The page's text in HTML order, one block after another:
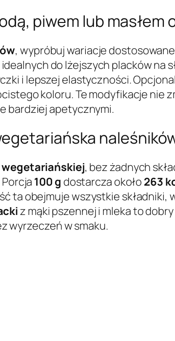
piwem lub masłem
, wypróbuj wariacje
do lżejszych placków na
i lepszej elastyczności.
koloru. Te modyfikacje nie
bardziej apetycznymi.
wegetariańskiej, bez żadnych
100 g dostarcza około 263
ta obejmuje wszystkie
z mąki pszennej i mleka to
wyrzeczeń w smaku.